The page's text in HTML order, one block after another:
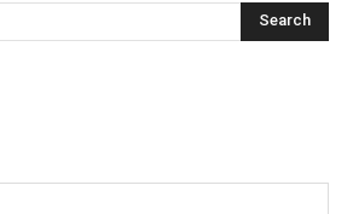
Search